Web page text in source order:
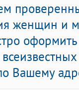
женщин и
Вашему